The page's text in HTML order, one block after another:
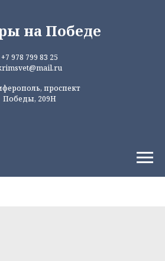
на Победе
+7 978 799 83 25
проспект
Победы, 209Н